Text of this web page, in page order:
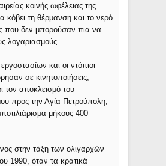
κοινής ωφέλειας της
κόβει τη θέρμανση και το νερό
που δεν μπορούσαν πια να
λογαριασμούς.
και οι ντόπιοι
σε κινητοποιήσεις,
τον αποκλεισμό του
προς την Αγία Πετρούπολη,
μήκους 400
στην τάξη των ολιγαρχών
1990, όταν τα κρατικά